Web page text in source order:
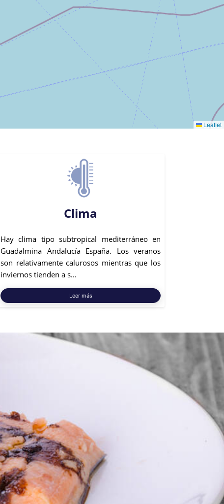
Leaflet
Clima
Hay clima tipo subtropical mediterráneo en
Guadalmina Andalucía España. Los veranos
son relativamente calurosos mientras que los
inviernos tienden a s...
Leer más